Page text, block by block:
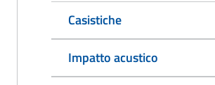
Casistiche
Impatto acustico